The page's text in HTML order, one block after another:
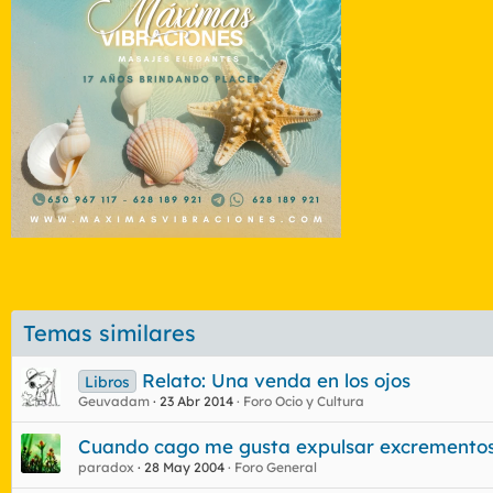
Temas similares
Libros Relato: Una venda en los ojos
Geuvadam 23 Abr 2014 Foro Ocio y Cultura
Cuando cago me gusta expulsar
paradox 28 May 2004 Foro General